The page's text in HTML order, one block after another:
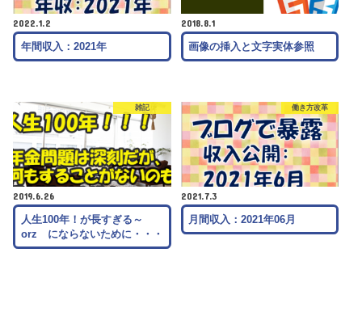
2022.1.2
年間収入：2021年
2018.8.1
画像の挿入と文字実体参照
雑記
2019.6.26
人生100年！が長すぎる～
orz にならないために・・・
働き方改革
2021.7.3
月間収入：2021年06月